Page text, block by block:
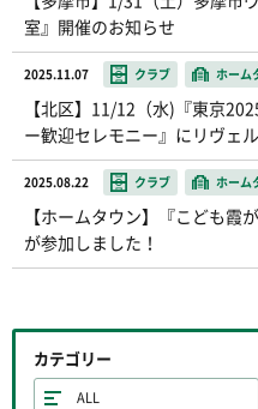
室』開催のお知らせ
2025.11.07 クラブ ホーム
【北区】11/12（水)『東京
ー歓迎セレモニー』にリヴェ
2025.08.22 クラブ ホーム
【ホームタウン】『こども霞
が参加しました！
カテゴリー
ALL